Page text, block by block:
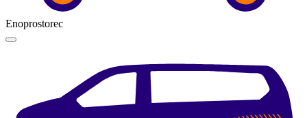
Enoprostorec